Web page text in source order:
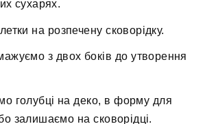
сухарях.
на розпечену сковорідку.
з двох боків до утворення
голубці на деко, в форму для
залишаємо на сковорідці.